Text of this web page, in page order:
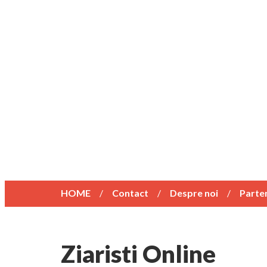
HOME Contact Despre noi
Ziaristi Online